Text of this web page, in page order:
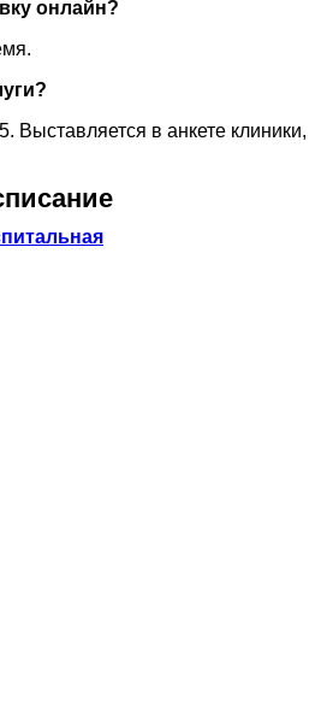
онлайн?
Выставляется в анкете клиники,